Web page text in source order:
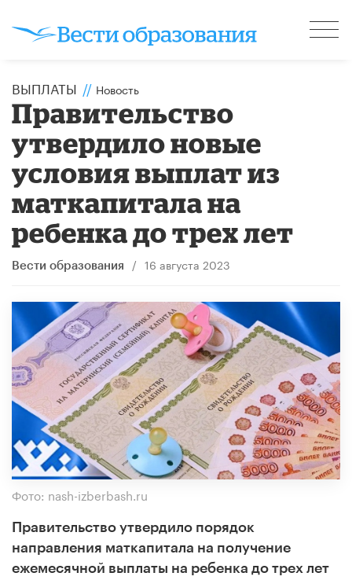
ВЫПЛАТЫ // Новость
Правительство
утвердило новые
условия выплат из
маткапитала на
ребенка до трех лет
Вести образования / 16 августа 2023
Фото: nash-izberbash.ru
Правительство утвердило порядок
направления маткапитала на получение
ежемесячной выплаты на ребенка до трех лет